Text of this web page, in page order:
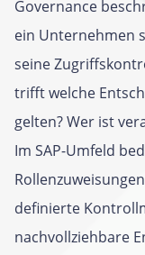
Governance
ein Unternehmen
seine
trifft welche
gelten? Wer ist
Im SAP-Umfeld
definierte
nachvollziehbare